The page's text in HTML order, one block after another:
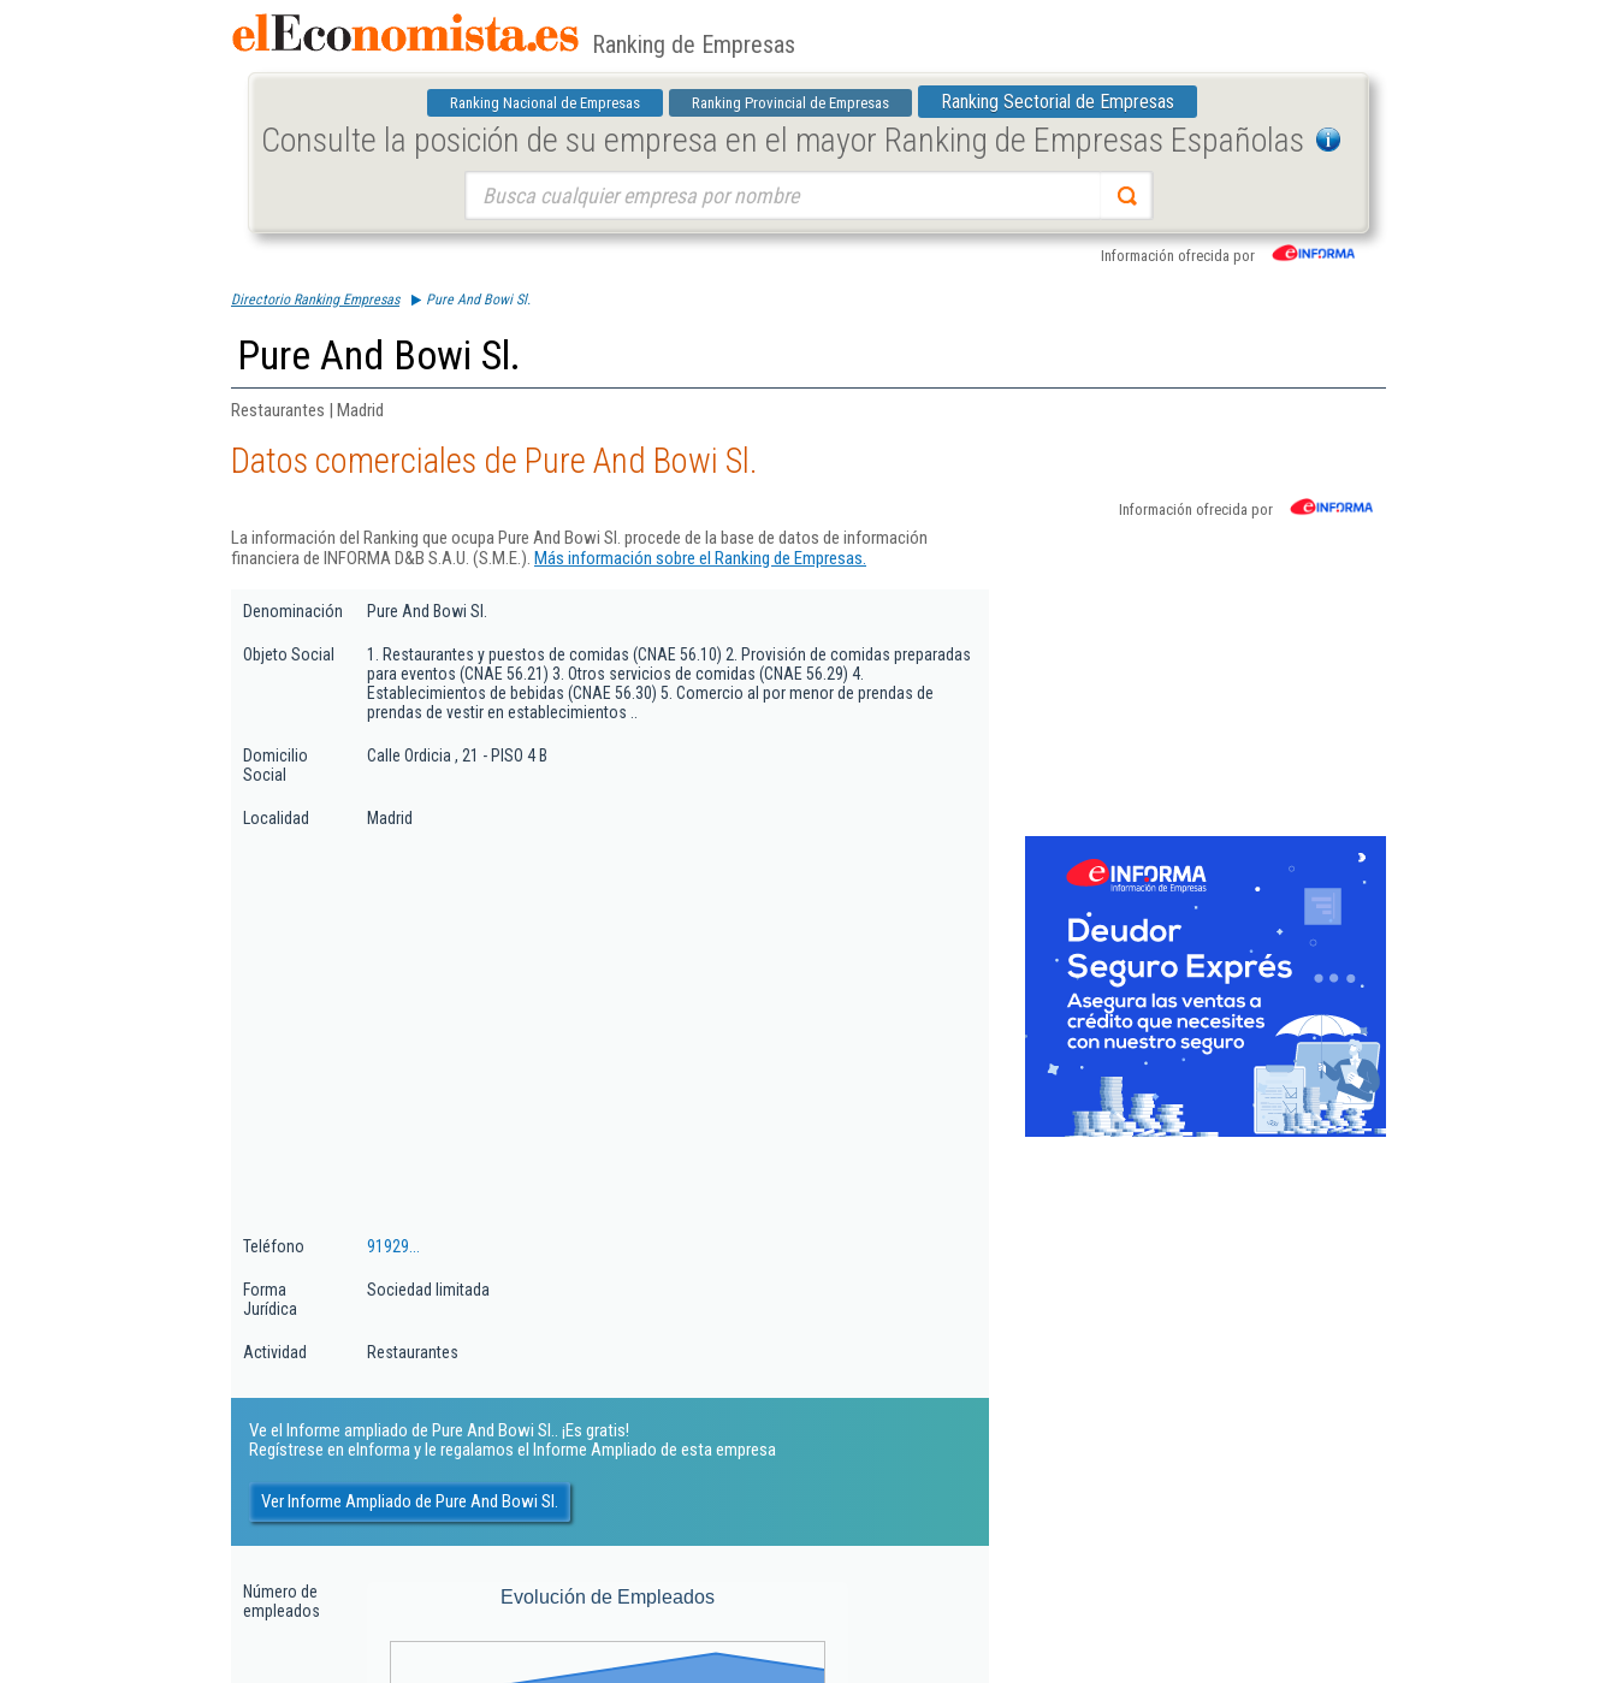
Ranking de Empresas
Ranking Nacional de Empresas Ranking Provincial de Empresas Ranking Sectorial de Empresas
Consulte la posición de su empresa en el mayor Ranking de Empresas Españolas
Información ofrecida por
Directorio Ranking Empresas Pure And Bowi Sl.
Pure And Bowi Sl.
Restaurantes | Madrid
Datos comerciales de Pure And Bowi Sl.
Información ofrecida por
La información del Ranking que ocupa Pure And Bowi Sl. procede de la base de datos de información
financiera de INFORMA D&B S.A.U. (S.M.E.). Más información sobre el Ranking de Empresas.
Denominación Pure And Bowi Sl.
Objeto Social
1. Restaurantes y puestos de comidas (CNAE 56.10) 2. Provisión de comidas preparadas
para eventos (CNAE 56.21) 3. Otros servicios de comidas (CNAE 56.29) 4.
Establecimientos de bebidas (CNAE 56.30) 5. Comercio al por menor de prendas de
prendas de vestir en establecimientos ..
Domicilio
Social
Calle Ordicia , 21 - PISO 4 B
Localidad Madrid
Teléfono 91929...
Forma
Jurídica
Sociedad limitada
Actividad Restaurantes
Ve el Informe ampliado de Pure And Bowi Sl.. ¡Es gratis!
Regístrese en eInforma y le regalamos el Informe Ampliado de esta empresa
Ver Informe Ampliado de Pure And Bowi Sl.
Número de
empleados
Evolución de Empleados